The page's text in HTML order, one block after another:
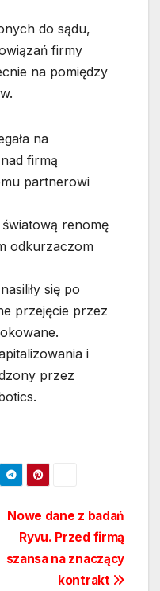
do sądu,
firmy
na pomiędzy
na
firmą
partnerowi
światową renomę
odkurzaczom
się po
przejęcie przez
i
przez
Nowe dane z badań
Ryvu. Przed firmą
szansa na znaczący
kontrakt